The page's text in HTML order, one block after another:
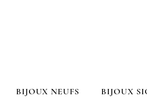
BIJOUX NEUFS BIJOUX